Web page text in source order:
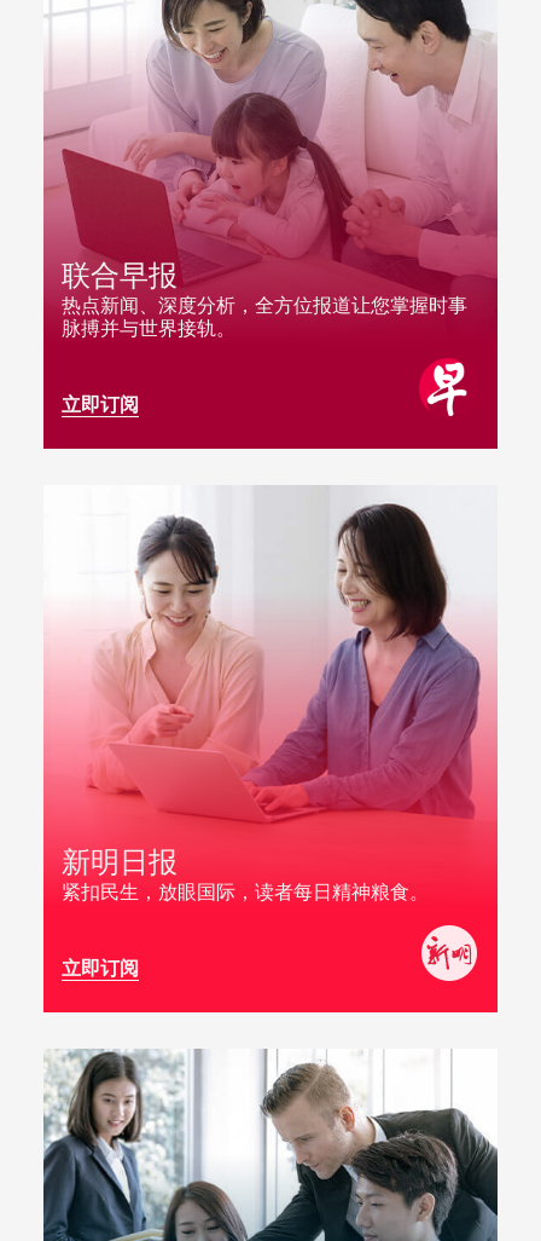
联合早报
热点新闻、深度分析，全方位报道让您掌握时事
脉搏并与世界接轨。
立即订阅
新明日报
紧扣民生，放眼国际，读者每日精神粮食。
立即订阅